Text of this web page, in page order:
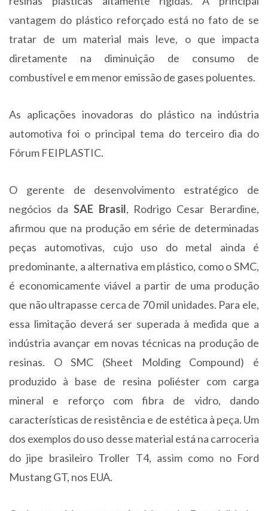
vantagem do plástico reforçado está no fato de se
tratar de um material mais leve, o que impacta
diretamente na diminuição de consumo de
combustível e em menor emissão de gases poluentes.
As aplicações inovadoras do plástico na indústria
automotiva foi o principal tema do terceiro dia do
Fórum FEIPLASTIC.
O gerente de desenvolvimento estratégico de
negócios da SAE Brasil, Rodrigo Cesar Berardine,
afirmou que na produção em série de determinadas
peças automotivas, cujo uso do metal ainda é
predominante, a alternativa em plástico, como o SMC,
é economicamente viável a partir de uma produção
que não ultrapasse cerca de 70 mil unidades. Para ele,
essa limitação deverá ser superada à medida que a
indústria avançar em novas técnicas na produção de
resinas. O SMC (Sheet Molding Compound) é
produzido à base de resina poliéster com carga
mineral e reforço com fibra de vidro, dando
características de resistência e de estética à peça. Um
dos exemplos do uso desse material está na carroceria
do jipe brasileiro Troller T4, assim como no Ford
Mustang GT, nos EUA.